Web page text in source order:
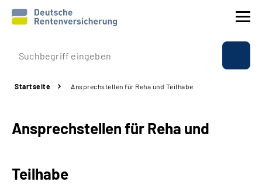
Prävention
Rente
Startseite Ansprechstellen für Reha und Teilhabe
Ansprechstellen für Reha und
Teilhabe